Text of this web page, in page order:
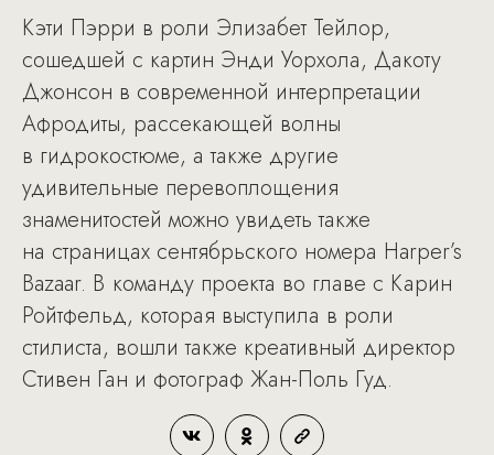
Кэти Пэрри в роли Элизабет Тейлор,
сошедшей с картин Энди Уорхола, Дакоту
Джонсон в современной интерпретации
Афродиты, рассекающей волны
в гидрокостюме, а также другие
удивительные перевоплощения
знаменитостей можно увидеть также
на страницах сентябрьского номера Harper’s
Bazaar. В команду проекта во главе с Карин
Ройтфельд, которая выступила в роли
стилиста, вошли также креативный директор
Стивен Ган и фотограф Жан-Поль Гуд.